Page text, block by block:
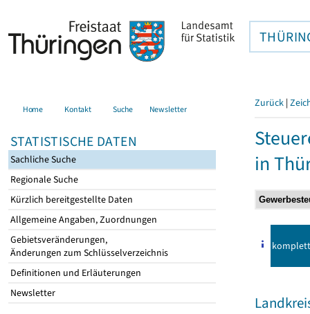
Home Kontakt Suche Newsletter
STATISTISCHE DATEN
Sachliche Suche
Regionale Suche
Kürzlich bereitgestellte Daten
Allgemeine Angaben, Zuordnungen
Gebietsveränderungen,
Änderungen zum Schlüsselverzeichnis
Definitionen und Erläuterungen
Newsletter
Zurück |
in
komplett